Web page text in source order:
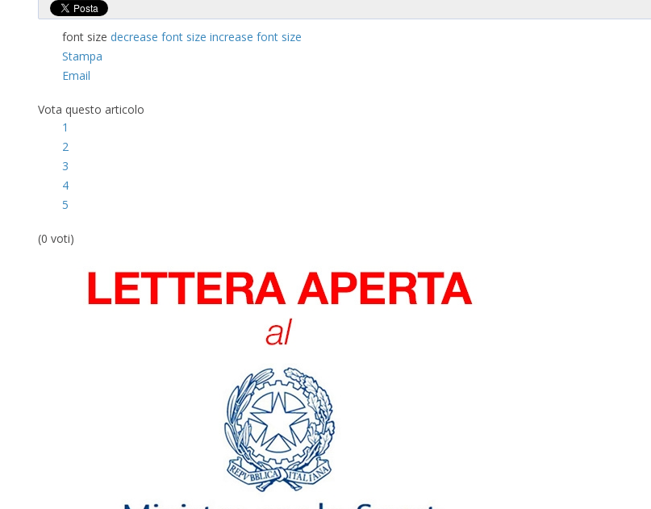
font size decrease font size increase font size
Stampa
Email
Vota questo articolo
1
2
3
4
5
(0 voti)